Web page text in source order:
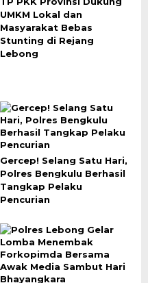
UMKM Lokal dan
Masyarakat Bebas
Stunting di Rejang
Lebong
Gercep! Selang Satu Hari,
Polres Bengkulu Berhasil
Tangkap Pelaku
Pencurian